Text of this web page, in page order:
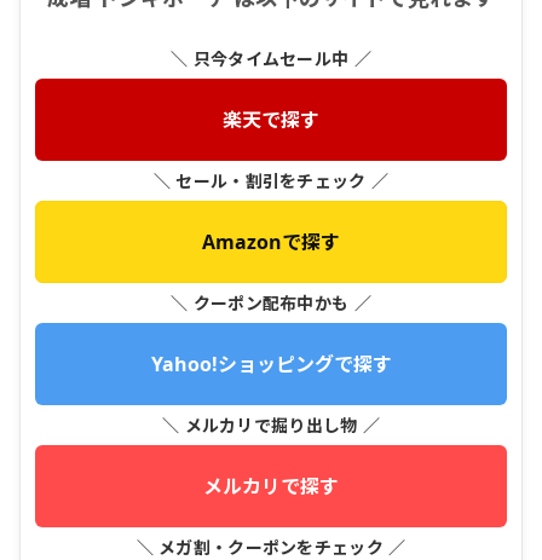
＼ 只今タイムセール中 ／
楽天で探す
＼ セール・割引をチェック ／
Amazonで探す
＼ クーポン配布中かも ／
Yahoo!ショッピングで探す
＼ メルカリで掘り出し物 ／
メルカリで探す
＼ メガ割・クーポンをチェック ／